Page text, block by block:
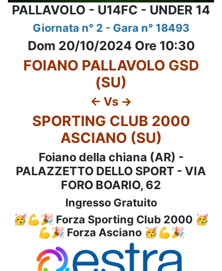
PALLAVOLO - U14FC - UNDER 14
Giornata n° 2 - Gara n° 18493
Dom 20/10/2024 Ore 10:30
FOIANO PALLAVOLO GSD
(SU)
<- Vs ->
SPORTING CLUB 2000
ASCIANO (SU)
Foiano della chiana (AR) -
PALAZZETTO DELLO SPORT - VIA
FORO BOARIO, 62
Ingresso Gratuito
🥳💪🎉 Forza Sporting Club 2000 🥳
💪🎉 Forza Asciano 🥳💪🎉